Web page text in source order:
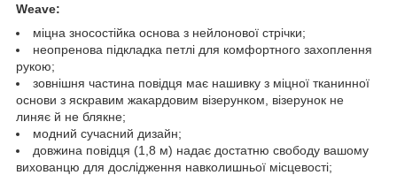
Weave:
міцна зносостійка основа з нейлонової стрічки;
неопренова підкладка петлі для комфортного захоплення
рукою;
зовнішня частина повідця має нашивку з міцної тканинної
основи з яскравим жакардовим візерунком, візерунок не
линяє й не блякне;
модний сучасний дизайн;
довжина повідця (1,8 м) надає достатню свободу вашому
вихованцю для дослідження навколишньої місцевості;